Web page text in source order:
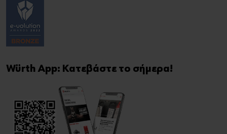
Würth App: Κατεβάστε το σήμερα!